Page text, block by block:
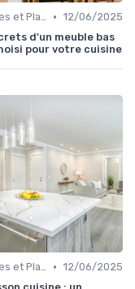
Armoires et Placards • 12/06/2025
d'un meuble bas
pour votre cuisine
Armoires et Placards • 12/06/2025